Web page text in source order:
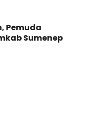
Pemuda
Sumenep